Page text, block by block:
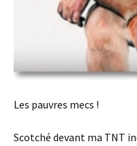
Les pauvres mecs !
Scotché devant ma TNT